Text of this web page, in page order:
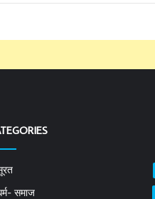
समाज